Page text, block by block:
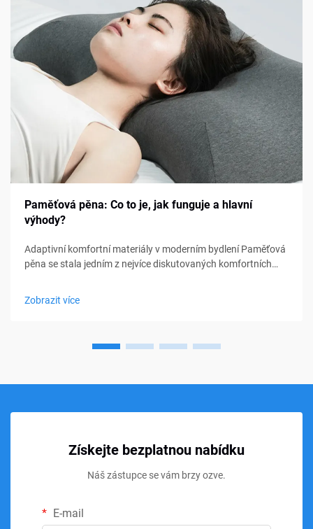
Paměťová pěna: Co to je, jak funguje a hlavní
výhody?
Adaptivní komfortní materiály v moderním bydlení Paměťová
pěna se stala jedním z nejvíce diskutovaných komfortních
Zobrazit více
Získejte bezplatnou nabídku
Náš zástupce se vám brzy ozve.
E-mail